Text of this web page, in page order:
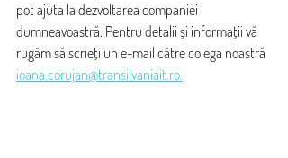
pot ajuta la dezvoltarea companiei
dumneavoastră. Pentru detalii și informații vă
rugăm să scrieți un e-mail către colega noastră
ioana.corujan@transilvaniait.ro.